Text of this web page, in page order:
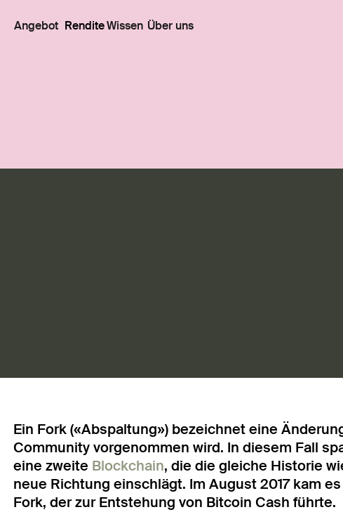
Angebot RenditeWissen Über uns
Ein Fork («Abspaltung») bezeichnet eine
Community vorgenommen wird. In diesem Fall
eine zweite Blockchain, die die gleiche Historie
neue Richtung einschlägt. Im August 2017 kam
Fork, der zur Entstehung von Bitcoin Cash führte.